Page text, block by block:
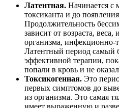
Латентная. Начинается с
токсиканта и до
Продолжительность
зависит от возраста, веса,
организма, инфекционно-
Латентный период самый
эффективной терапии,
попали в кровь и не
Токсикогенная. Это
первых симптомов до
из организма. Это самая
имеет выраженную и